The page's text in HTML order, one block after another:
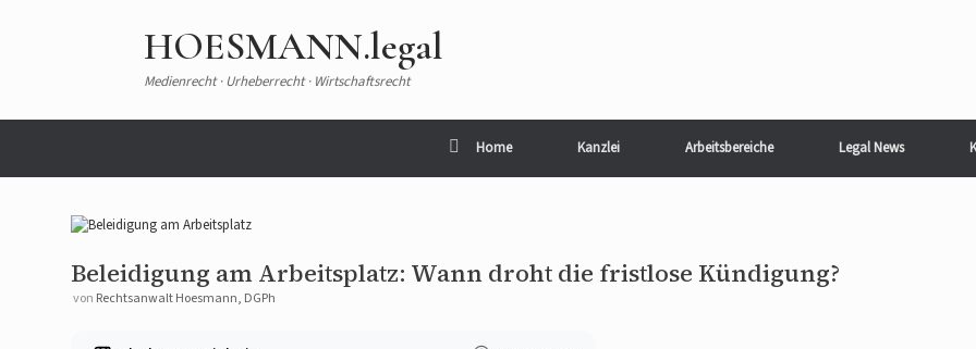
HOESMANN.legal
Medienrecht · Urheberrecht · Wirtschaftsrecht
Home Kanzlei Arbeitsbereiche Legal News
Beleidigung am Arbeitsplatz: Wann droht die fristlose Kündigung?
von Rechtsanwalt Hoesmann, DGPh